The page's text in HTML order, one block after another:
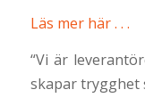
Läs mer här . . .
“Vi är
skapar trygghet